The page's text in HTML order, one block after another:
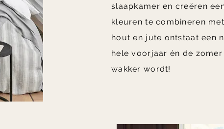
slaapkamer en creëren
kleuren te combineren
hout en jute ontstaat een
hele voorjaar én de
wakker wordt!